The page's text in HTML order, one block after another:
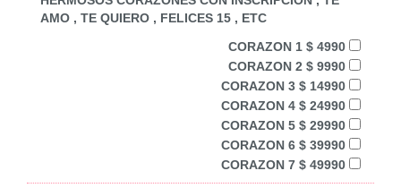
AMO , TE QUIERO , FELICES 15 , ETC
CORAZON 1 $ 4990
CORAZON 2 $ 9990
CORAZON 3 $ 14990
CORAZON 4 $ 24990
CORAZON 5 $ 29990
CORAZON 6 $ 39990
CORAZON 7 $ 49990